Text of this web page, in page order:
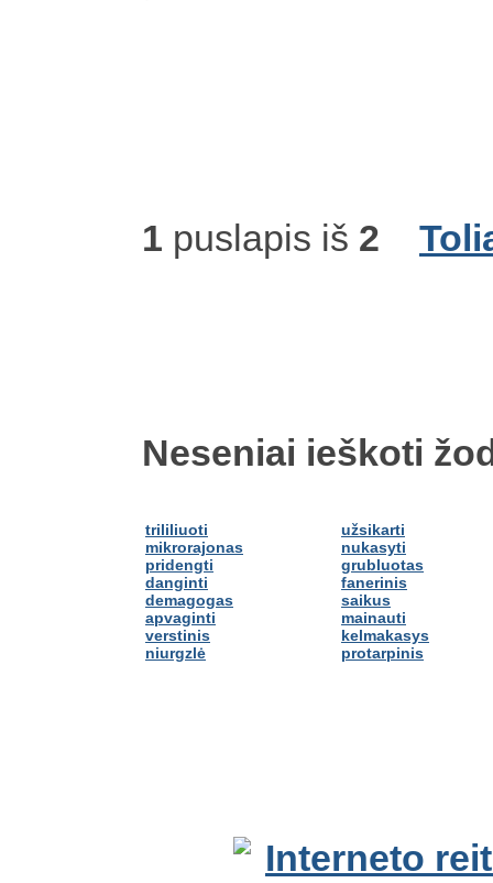
1 puslapis iš 2
Neseniai ieškoti
trililiuoti
mikrorajonas
pridengti
danginti
demagogas
apvaginti
verstinis
niurgzlė
užsikarti
nukasyti
grubluotas
fanerinis
saikus
mainauti
kelmakasys
protarpinis